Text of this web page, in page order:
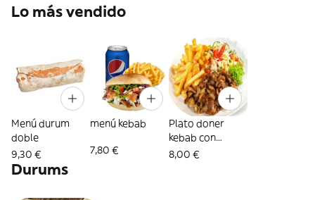
Lo más vendido
Menú durum
doble
9,30 €
menú kebab
7,80 €
Plato doner
kebab con
patatas
8,00 €
Durums